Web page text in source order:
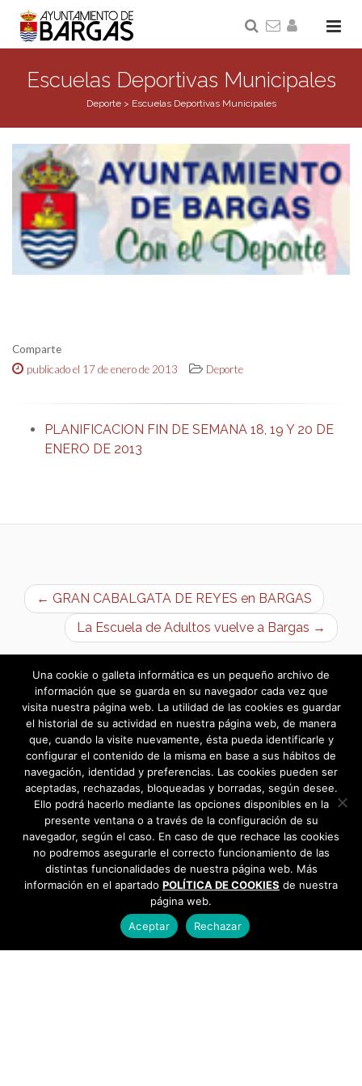
Escuelas Deportivas Municipales
Deporte> Escuelas Deportivas Municipales
Comparte
publicado el 17 de enero de 2013
Deporte
PLANIFICACION FIN DE SEMANA 18, 19 Y 20 DE
ENERO DE 2013
← GRAN CABALGATA DE REYES en BARGAS
La Escuela de Adultos vuelve a Bargas →
Una cookie o galleta informática es un pequeño archivo de
información que se guarda en su navegador cada vez que
visita nuestra página web. La utilidad de las cookies es guardar
el historial de su actividad en nuestra página web, de manera
que, cuando la visite nuevamente, ésta pueda identificarle y
configurar el contenido de la misma en base a sus hábitos de
navegación, identidad y preferencias. Las cookies pueden ser
aceptadas, rechazadas, bloqueadas y borradas, según desee.
Ello podrá hacerlo mediante las opciones disponibles en la
presente ventana o a través de la configuración de su
navegador, según el caso. En caso de que rechace las cookies
no podremos asegurarle el correcto funcionamiento de las
distintas funcionalidades de nuestra página web. Más
información en el apartado POLÍTICA DE COOKIES de nuestra
página web.
Aceptar
Rechazar